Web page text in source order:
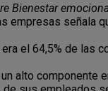
Bienestar
señala
el 64,5% de las
alto componente